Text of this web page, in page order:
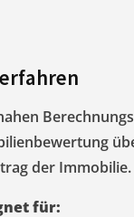
der Immobilie.
für: